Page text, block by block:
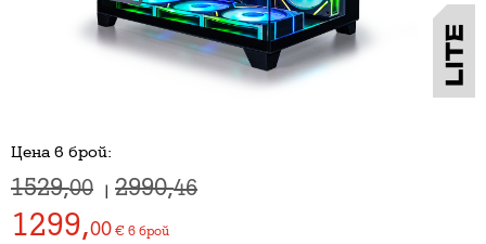
Цена в брой:
1529,00 | 2990,46
1299,00 € в брой